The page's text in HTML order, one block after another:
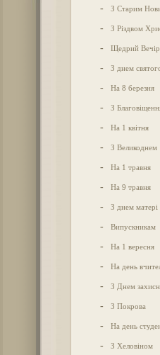
- З Старим
- З Різдвом
- Щедрий Вечір
- З днем
- На 8 березня
- З
- На 1 квітня
- З Великоднем
- На 1 травня
- На 9 травня
- З днем матері
- Випускникам
- На 1 вересня
- На день
- З Днем
- З Покрова
- На день
- З Хеловіном